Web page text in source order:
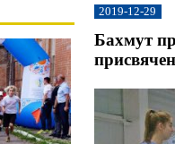
2019-12-29
Бахмут